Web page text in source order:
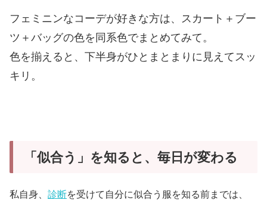
フェミニンなコーデが好きな方は、スカート＋ブー
ツ＋バッグの色を同系色でまとめてみて。
色を揃えると、下半身がひとまとまりに見えてスッ
キリ。
「似合う」を知ると、毎日が変わる
私自身、 診断を受けて自分に似合う服を知る前までは、